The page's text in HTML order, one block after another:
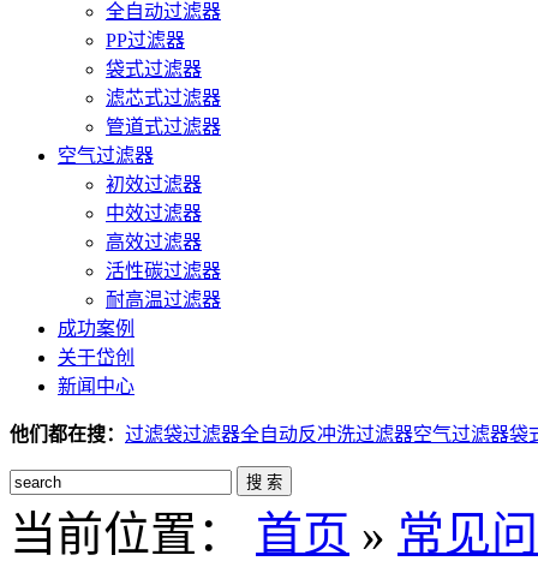
全自动过滤器
PP过滤器
袋式过滤器
滤芯式过滤器
管道式过滤器
空气过滤器
初效过滤器
中效过滤器
高效过滤器
活性碳过滤器
耐高温过滤器
成功案例
关于岱创
新闻中心
他们都在搜： 过滤袋过滤器全自动反冲洗过滤器空气过滤器袋
搜 索
当前位置： 首页 » 常见